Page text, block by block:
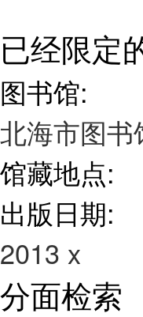
已经限定
图书馆:
北海市图书
馆藏地点:
出版日期:
2013 x
分面检索